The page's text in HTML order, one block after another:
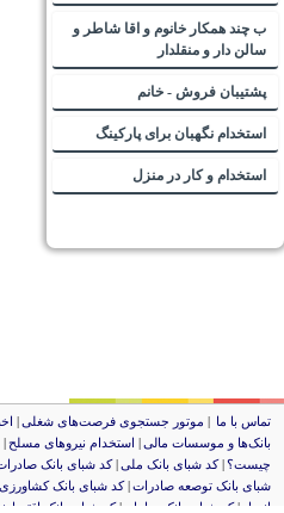
ب چند همکار خانوم و اقا شاطر و
سالن دار و منقلدار
پشتیبان فروش - خانم
استخدام نگهبان برای پارکینگ
استخدام و کار در منزل
تماس با ما | موتور جستجوی فرصت‌های شغلی|
بانک‌ها و موسسات مالی | استخدام‌ نیروهای مسلح |
چیست؟|کد شبای بانک ملی| کد شبای بانک صادرات |
شبای بانک توصعه صادرات |کد شبای بانک کشاورزی |
انصار
| کد شبای بانک سامان | کد شبای بانک اقتصادنوین